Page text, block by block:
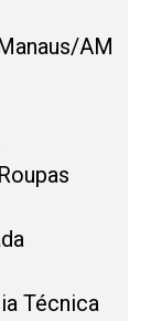
AM
Técnica